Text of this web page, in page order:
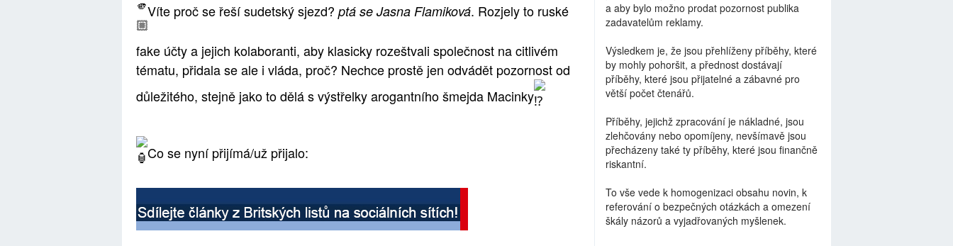
Víte proč se řeší sudetský sjezd? ptá se Jasna Flamiková. Rozjely to ruské
fake účty a jejich kolaboranti, aby klasicky rozeštvali společnost na citlivém
tématu, přidala se ale i vláda, proč? Nechce prostě jen odvádět pozornost od
důležitého, stejně jako to dělá s výstřelky arogantního šmejda Macinky
Co se nyní přijímá/už přijalo:
a aby bylo možno prodat pozornost publika
zadavatelům reklamy.
Výsledkem je, že jsou přehlíženy příběhy, které
by mohly pohoršit, a přednost dostávají
příběhy, které jsou přijatelné a zábavné pro
větší počet čtenářů.
Příběhy, jejichž zpracování je nákladné, jsou
zlehčovány nebo opomíjeny, nevšímavě jsou
přecházeny také ty příběhy, které jsou finančně
riskantní.
To vše vede k homogenizaci obsahu novin, k
referování o bezpečných otázkách a omezení
škály názorů a vyjadřovaných myšlenek.